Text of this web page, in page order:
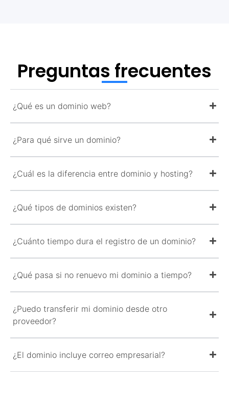
Preguntas frecuentes
¿Qué es un dominio web?
¿Para qué sirve un dominio?
¿Cuál es la diferencia entre dominio y hosting?
¿Qué tipos de dominios existen?
¿Cuánto tiempo dura el registro de un dominio?
¿Qué pasa si no renuevo mi dominio a tiempo?
¿Puedo transferir mi dominio desde otro
proveedor?
¿El dominio incluye correo empresarial?